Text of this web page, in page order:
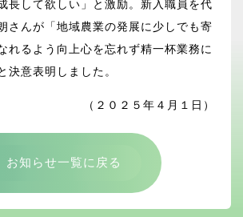
長して欲しい」と激励。新入職員を代
さんが「地域農業の発展に少しでも寄
れるよう向上心を忘れず精一杯業務に
決意表明しました。
（２０２５年４月１日）
お知らせ一覧に戻る